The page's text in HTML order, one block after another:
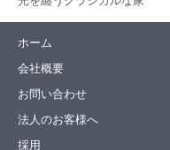
ホーム
会社概要
お問い合わせ
法人のお客様へ
採用